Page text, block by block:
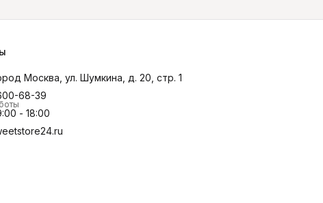
Москва, ул. Шумкина, д. 20, стр. 1
68-39
- 18:00